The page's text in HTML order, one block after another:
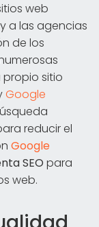
web
a las agencias
de los
propio sitio
Google
reducir el
Google
SEO para
web.